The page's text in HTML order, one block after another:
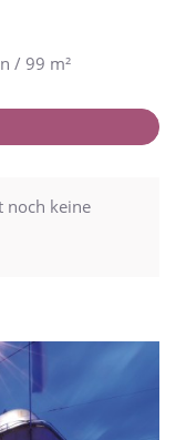
/ 99 m²
noch keine